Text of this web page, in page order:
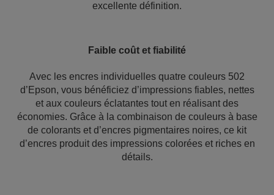
excellente définition.
Faible coût et fiabilité
Avec les encres individuelles quatre couleurs 502
d’Epson, vous bénéficiez d’impressions fiables, nettes
et aux couleurs éclatantes tout en réalisant des
économies. Grâce à la combinaison de couleurs à base
de colorants et d’encres pigmentaires noires, ce kit
d’encres produit des impressions colorées et riches en
détails.